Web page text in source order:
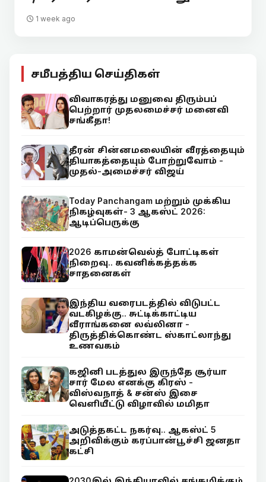
1 week ago
சமீபத்திய செய்திகள்
விவாகரத்து மனுவை திரும்பப்
பெற்றார் முதலமைச்சர் மனைவி
சங்கீதா!
தீரன் சின்னமலையின் வீரத்தையும்
தியாகத்தையும் போற்றுவோம் -
முதல்-அமைச்சர் விஜய்
Today Panchangam மற்றும் முக்கிய
நிகழ்வுகள்- 3 ஆகஸ்ட் 2026:
ஆடிப்பெருக்கு
2026 காமன்வெல்த் போட்டிகள்
நிறைவு.. கவனிக்கத்தக்க
சாதனைகள்
இந்திய வரைபடத்தில் விடுபட்ட
வடகிழக்கு.. சுட்டிக்காட்டிய
வீராங்கனை லவ்லினா -
திருத்திக்கொண்ட ஸ்காட்லாந்து
உணவகம்
கஜினி படத்துல இருந்தே சூர்யா
சார் மேல எனக்கு கிரஸ் -
விஸ்வநாத் & சன்ஸ் இசை
வெளியீட்டு விழாவில் மமிதா
அடுத்தகட்ட நகர்வு.. ஆகஸ்ட் 5
அறிவிக்கும் கரப்பான்பூச்சி ஜனதா
கட்சி